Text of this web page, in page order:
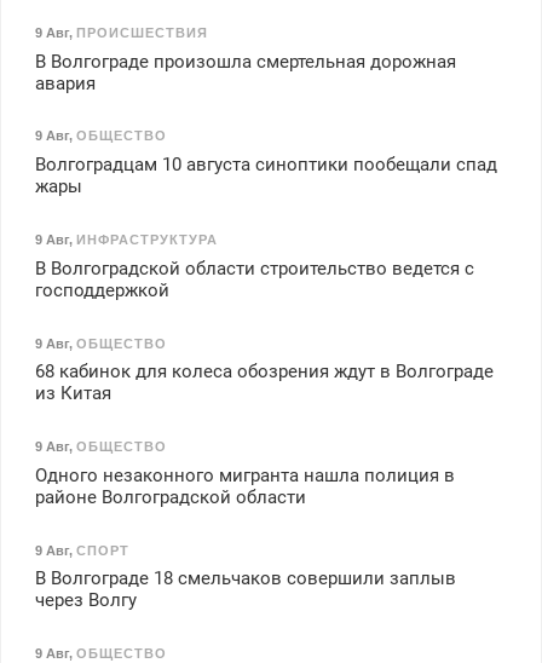
9 Авг, ПРОИСШЕСТВИЯ
В Волгограде произошла смертельная дорожная
авария
9 Авг, ОБЩЕСТВО
Волгоградцам 10 августа синоптики пообещали спад
жары
9 Авг, ИНФРАСТРУКТУРА
В Волгоградской области строительство ведется с
господдержкой
9 Авг, ОБЩЕСТВО
68 кабинок для колеса обозрения ждут в Волгограде
из Китая
9 Авг, ОБЩЕСТВО
Одного незаконного мигранта нашла полиция в
районе Волгоградской области
9 Авг, СПОРТ
В Волгограде 18 смельчаков совершили заплыв
через Волгу
9 Авг, ОБЩЕСТВО